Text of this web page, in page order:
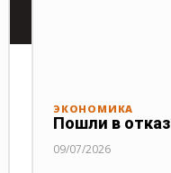
ЭКОНОМИКА
Пошли в отказ
09/07/2026